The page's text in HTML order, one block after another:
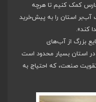
کمک کنیم تا هرچه
آب‌بر استان را به پیش‌خرید
کند».
بزرگ از آب‌های
استان بسیار محدود است
صنعت، که احتیاج به